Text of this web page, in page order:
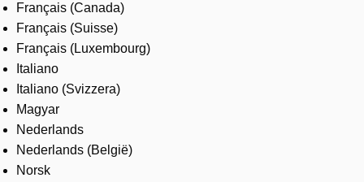
Français (Canada)
Français (Suisse)
Français (Luxembourg)
Italiano
Italiano (Svizzera)
Magyar
Nederlands
Nederlands (België)
Norsk